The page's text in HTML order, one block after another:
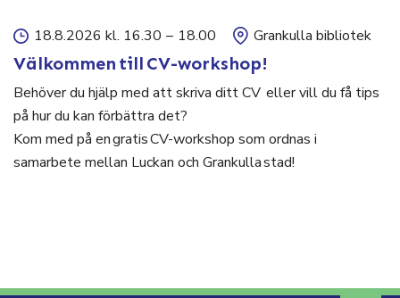
18.8.2026 kl. 16.30 – 18.00 Grankulla bibliotek
Välkommen till CV-workshop!
Behöver du hjälp med att skriva ditt CV eller vill du få tips
på hur du kan förbättra det?
Kom med på en gratis CV-workshop som ordnas i
samarbete mellan Luckan och Grankulla stad!